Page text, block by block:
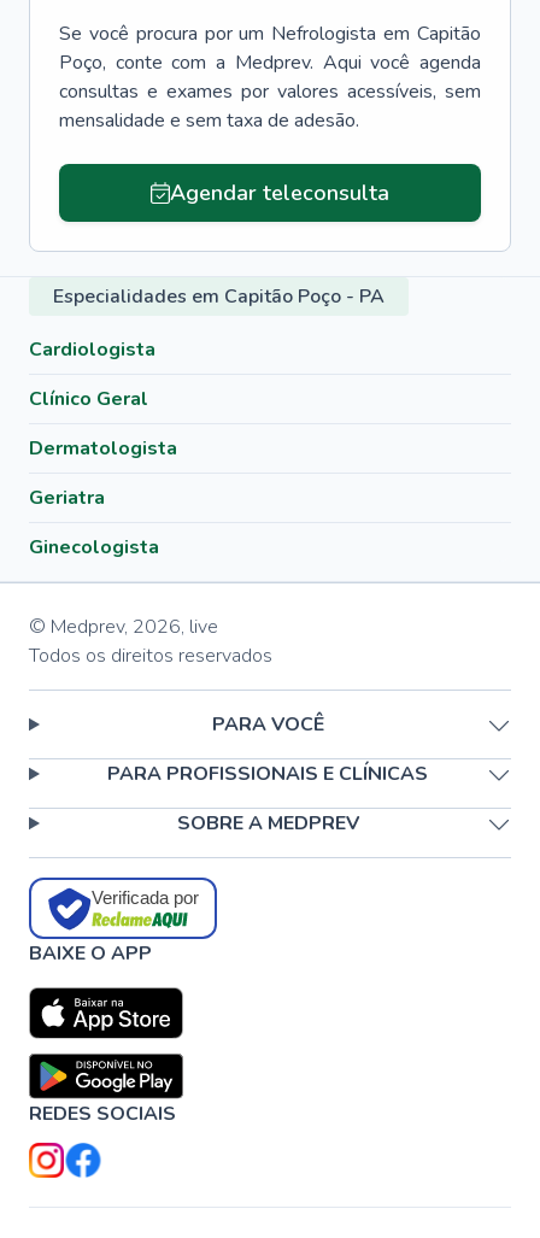
Se você procura por um Nefrologista em Capitão
Poço, conte com a Medprev. Aqui você agenda
consultas e exames por valores acessíveis, sem
mensalidade e sem taxa de adesão.
Agendar teleconsulta
Especialidades em Capitão Poço - PA
Cardiologista
Clínico Geral
Dermatologista
Geriatra
Ginecologista
© Medprev, 2026, live
Todos os direitos reservados
PARA VOCÊ
PARA PROFISSIONAIS E CLÍNICAS
SOBRE A MEDPREV
Verificada por
BAIXE O APP
REDES SOCIAIS